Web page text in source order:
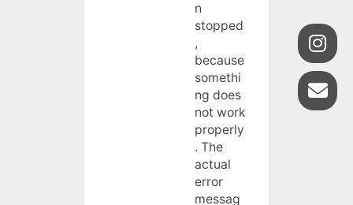
n
stopped
,
because
somethi
ng does
not work
properly
. The
actual
error
messag